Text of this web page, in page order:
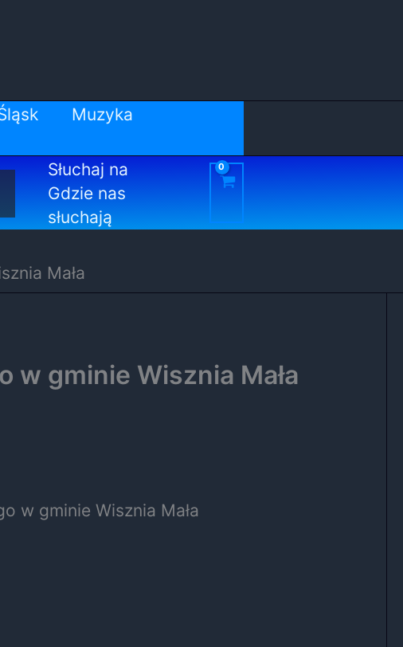
Muzyka
Słuchaj na
Gdzie nas
słuchają
Mała
gminie Wisznia Mała
w gminie Wisznia Mała